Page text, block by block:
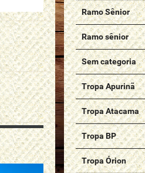
Ramo Sênior
Ramo sênior
Sem categoria
Tropa Apurinã
Tropa Atacama
Tropa BP
Tropa Órion